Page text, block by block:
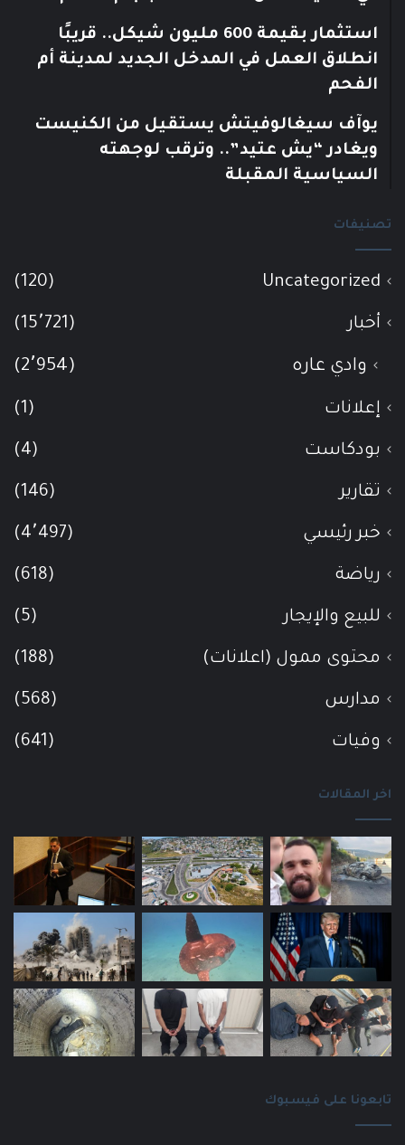
استثمار بقيمة 600 مليون شيكل.. قريبًا
انطلاق العمل في المدخل الجديد لمدينة أم
الفحم
يوآف سيغالوفيتش يستقيل من الكنيست
ويغادر “يش عتيد”.. وترقب لوجهته
السياسية المقبلة
تصنيفات
Uncategorized
(120)
أخبار (15٬721)
وادي عاره (2٬954)
إعلانات (1)
بودكاست (4)
تقارير (146)
خبر رئيسي (4٬497)
رياضة (618)
للبيع والإيجار (5)
محتوى ممول (اعلانات) (188)
مدارس (568)
وفيات (641)
اخر المقالات
تابعونا على فيسبوك